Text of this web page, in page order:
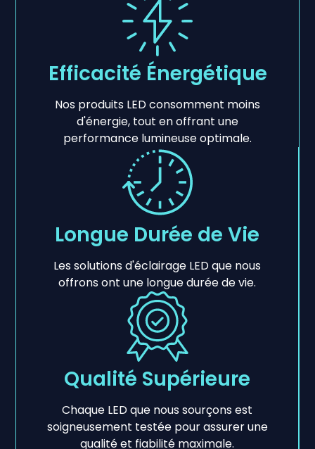
Efficacité Énergétique
Nos produits LED consomment moins
d'énergie, tout en offrant une
performance lumineuse optimale.
Longue Durée de Vie
Les solutions d'éclairage LED que nous
offrons ont une longue durée de vie.
Qualité Supérieure
Chaque LED que nous sourçons est
soigneusement testée pour assurer une
qualité et fiabilité maximale.